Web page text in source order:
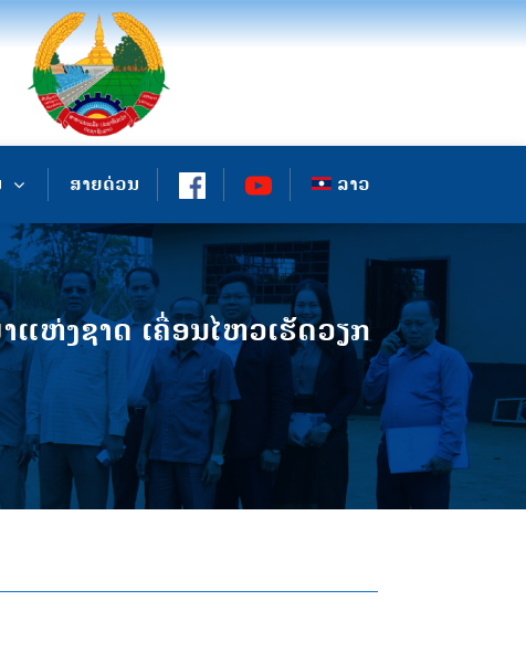
ສາຍດ່ວນ ລາວ
ຫ່ງຊາດ ເຄື່ອນໄຫວເຮັດວຽກ